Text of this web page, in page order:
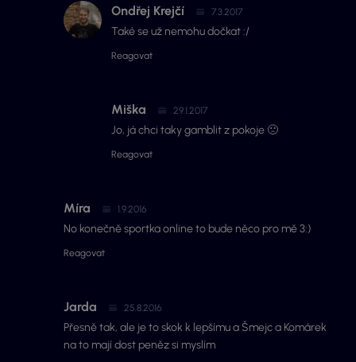
Ondřej Krejčí 7.3.2017
Také se už nemohu dočkat :/
Reagovat
Miška 29.1.2017
Jo, já chci taky gamblit z pokoje 🙁
Reagovat
Míra 1.9.2016
No konečně sportka online to bude něco pro mě 3:)
Reagovat
Jarda 25.8.2016
Přesně tak, ale je to skok k lepšímu a Šmejc a Komárek
na to mají dost peněz si myslím